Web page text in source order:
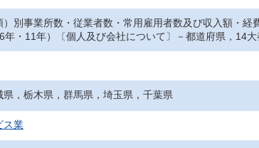
）別事業所数・従業者数・常用雇用者数及び収入額・
年・11年）〔個人及び会社について〕－都道府県，14大
県，栃木県，群馬県，埼玉県，千葉県
ス業